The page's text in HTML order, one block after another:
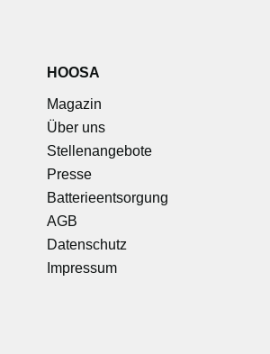
HOOSA
Magazin
Über uns
Stellenangebote
Presse
Batterieentsorgung
AGB
Datenschutz
Impressum